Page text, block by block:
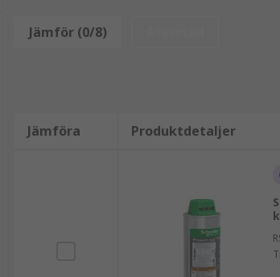
av
har många fördelar både för de elektriska
den reaktiva effekten kan
kommer även den allmänna
fabriker kan inkludera ytterligare avgifter,
för effektfaktorkorrigering tillämpas.
Jämför (0/8)
Jämföra Produktdetaljer